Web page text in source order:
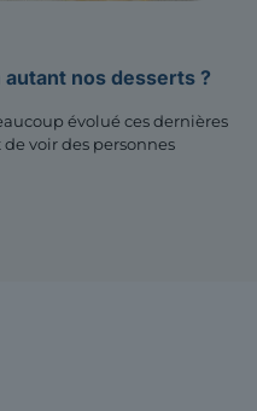
nos desserts ?
évolué ces dernières
voir des personnes